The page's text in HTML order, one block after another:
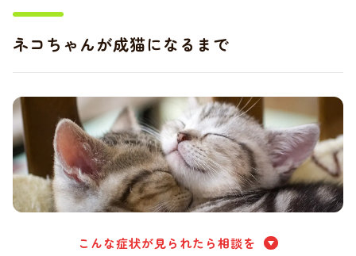
ネコちゃんが成猫になるまで
こんな症状が見られたら相談を